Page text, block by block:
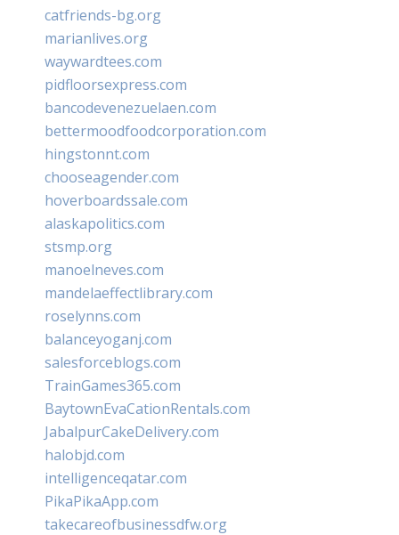
catfriends-bg.org
marianlives.org
waywardtees.com
pidfloorsexpress.com
bancodevenezuelaen.com
bettermoodfoodcorporation.com
hingstonnt.com
chooseagender.com
hoverboardssale.com
alaskapolitics.com
stsmp.org
manoelneves.com
mandelaeffectlibrary.com
roselynns.com
balanceyoganj.com
salesforceblogs.com
TrainGames365.com
BaytownEvaCationRentals.com
JabalpurCakeDelivery.com
halobjd.com
intelligenceqatar.com
PikaPikaApp.com
takecareofbusinessdfw.org